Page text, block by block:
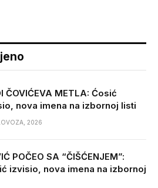
ČOVIĆEVA METLA: Ćosić
nova imena na izbornoj listi
2026
POČEO SA “ČIŠĆENJEM”:
izvisio, nova imena na izbornoj